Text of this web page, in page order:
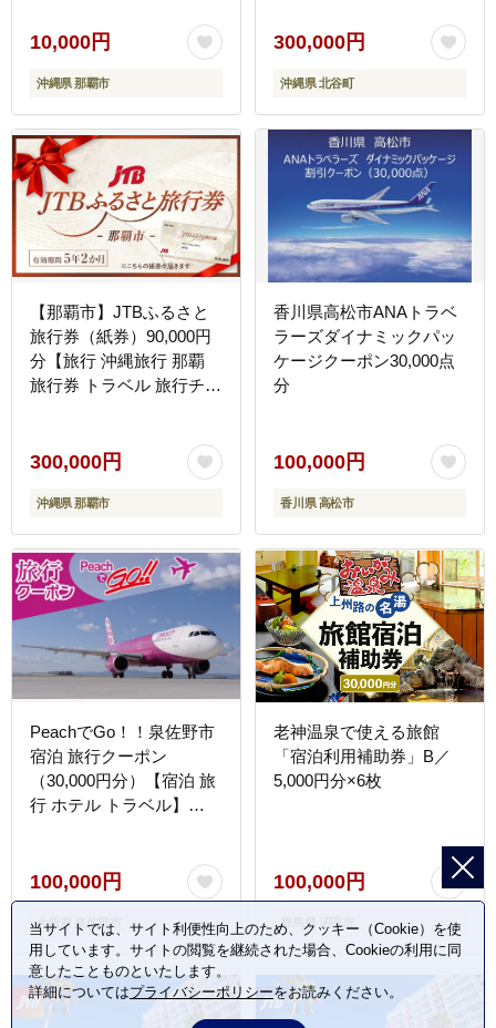
旅行予約 ホテル 旅館 チ
ケット 子供 子連れ カッ
プル 家族 人気 おすすめ
旅行クーポン 店頭 オンラ
イン ネット予約 電話 有
効期間3年
10,000円
沖縄県 那覇市
テル 宿泊 観光 リゾート
人気 おすすめ ふるさと納
税
300,000円
沖縄県 北谷町
【那覇市】JTBふるさと
旅行券（紙券）90,000円
分【旅行 沖縄旅行 那覇
旅行券 トラベル 旅行チケ
300,000円
沖縄県 那覇市
香川県高松市ANAトラベ
ラーズダイナミックパッ
ケージクーポン30,000点
分
100,000円
香川県 高松市
PeachでGo！！泉佐野市
宿泊 旅行クーポン
（30,000円分）【宿泊 旅
行 ホテル トラベル】
100,000円
大阪府 泉佐野市
老神温泉で使える旅館
「宿泊利用補助券」B／
5,000円分×6枚
100,000円
群馬県 沼田市
当サイトでは、サイト利便性向上のため、クッキー（Cookie）を使
用しています。サイトの閲覧を継続された場合、Cookieの利用に同
意したことものといたします。
詳細についてはプライバシーポリシーをお読みください。